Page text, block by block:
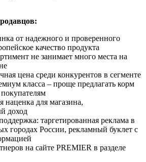
от надежного и проверенного
качество продукта
не занимает много места на
цена среди конкурентов в сегменте
класса – проще предлагать корм
наценка для магазина,
доход
таргетированная реклама в
городах России, рекламный буклет с
на сайте PREMIER в разделе